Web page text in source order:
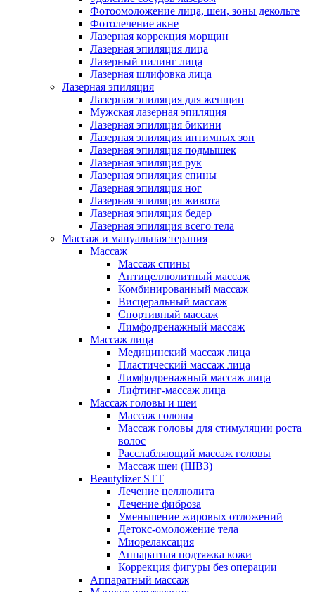
Фотоомоложение лица, шеи, зоны декольте
Фотолечение акне
Лазерная коррекция морщин
Лазерная эпиляция лица
Лазерный пилинг лица
Лазерная шлифовка лица
Лазерная эпиляция
Лазерная эпиляция для женщин
Мужская лазерная эпиляция
Лазерная эпиляция бикини
Лазерная эпиляция интимных зон
Лазерная эпиляция подмышек
Лазерная эпиляция рук
Лазерная эпиляция спины
Лазерная эпиляция ног
Лазерная эпиляция живота
Лазерная эпиляция бедер
Лазерная эпиляция всего тела
Массаж и мануальная терапия
Массаж
Массаж спины
Антицеллюлитный массаж
Комбинированный массаж
Висцеральный массаж
Спортивный массаж
Лимфодренажный массаж
Массаж лица
Медицинский массаж лица
Пластический массаж лица
Лимфодренажный массаж лица
Лифтинг-массаж лица
Массаж головы и шеи
Массаж головы
Массаж головы для стимуляции роста
волос
Расслабляющий массаж головы
Массаж шеи (ШВЗ)
Beautylizer STT
Лечение целлюлита
Лечение фиброза
Уменьшение жировых отложений
Детокс-омоложение тела
Миорелаксация
Аппаратная подтяжка кожи
Коррекция фигуры без операции
Аппаратный массаж